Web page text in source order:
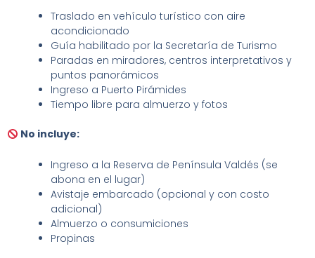
Traslado en vehículo turístico con aire
acondicionado
Guía habilitado por la Secretaría de Turismo
Paradas en miradores, centros interpretativos y
puntos panorámicos
Ingreso a Puerto Pirámides
Tiempo libre para almuerzo y fotos
No incluye:
Ingreso a la Reserva de Península Valdés (se
abona en el lugar)
Avistaje embarcado (opcional y con costo
adicional)
Almuerzo o consumiciones
Propinas